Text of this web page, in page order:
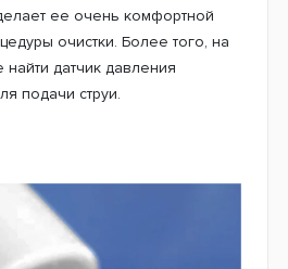
делает ее очень комфортной
очистки. Более того, на
датчик давления
подачи струи.